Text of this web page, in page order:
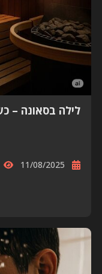
לילה בסאונה –
11/08/2025